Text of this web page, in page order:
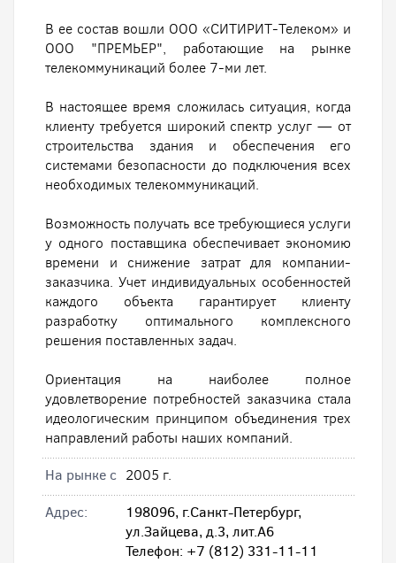
В ее состав вошли ООО «СИТИРИТ-Телеком» и
ООО "ПРЕМЬЕР", работающие на рынке
телекоммуникаций более 7-ми лет.
В настоящее время сложилась ситуация, когда
клиенту требуется широкий спектр услуг — от
строительства здания и обеспечения его
системами безопасности до подключения всех
необходимых телекоммуникаций.
Возможность получать все требующиеся услуги
у одного поставщика обеспечивает экономию
времени и снижение затрат для компании-
заказчика. Учет индивидуальных особенностей
каждого объекта гарантирует клиенту
разработку оптимального комплексного
решения поставленных задач.
Ориентация на наиболее полное
удовлетворение потребностей заказчика стала
идеологическим принципом объединения трех
направлений работы наших компаний.
На рынке с 2005 г.
Адрес:
198096, г.Санкт-Петербург,
ул.Зайцева, д.3, лит.А6
Телефон: +7 (812) 331-11-11